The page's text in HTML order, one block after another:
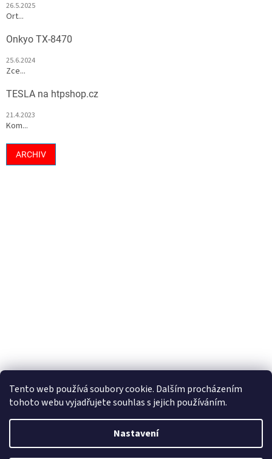
Tento web používá soubory cookie. Dalším procházením
tohoto webu vyjadřujete souhlas s jejich používáním.
Nastavení
26.5.2025
Ort...
Onkyo TX-8470
25.6.2024
Zce...
TESLA na htpshop.cz
21.4.2023
Kom...
ARCHIV